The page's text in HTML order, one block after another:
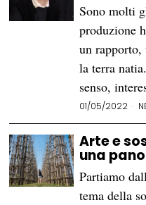
Sono molti
produzione
un
la terra
senso,
01/05/2022
Arte e
una
Partiamo
tema della